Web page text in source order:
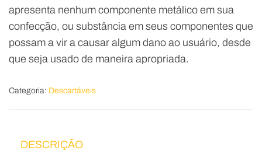
apresenta nenhum componente metálico em sua
confecção, ou substância em seus componentes que
possam a vir a causar algum dano ao usuário, desde
que seja usado de maneira apropriada.
Categoria: Descartáveis
DESCRIÇÃO